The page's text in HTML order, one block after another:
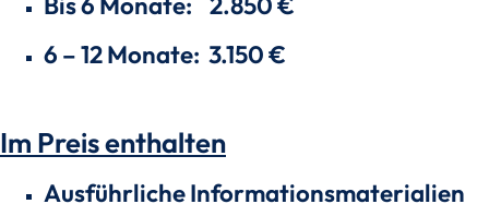
6 – 12 Monate: 3.150 €
Im Preis enthalten
Ausführliche Informationsmaterialien